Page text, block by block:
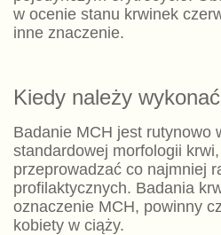
w ocenie stanu krwinek
inne znaczenie.
Kiedy należy
Badanie MCH jest rutynowo
standardowej morfologii
przeprowadzać co najmniej
profilaktycznych. Badania
oznaczenie MCH, powinny
kobiety w ciąży.